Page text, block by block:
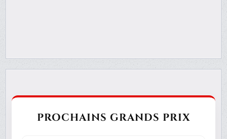
PROCHAINS GRANDS PRIX